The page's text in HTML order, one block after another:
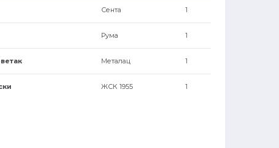
Сента 1
Рума 1
Металац 1
ЖСК 1955 1